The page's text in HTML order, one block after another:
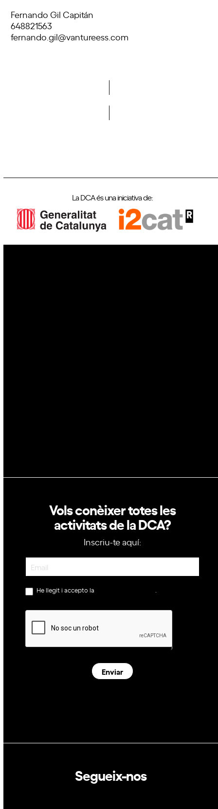
Fernando Gil Capitán
648821563
fernando.gil@vantureess.com
La DCA és una iniciativa de:
Vols conèixer totes les
activitats de la DCA?
Inscriu-te aquí:
Newsletter
He llegit i accepto la
Enviar
Segueix-nos